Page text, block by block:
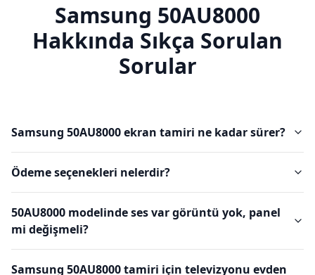
Samsung 50AU8000
Hakkında Sıkça Sorulan
Sorular
Samsung 50AU8000 ekran tamiri ne kadar sürer?
Ödeme seçenekleri nelerdir?
50AU8000 modelinde ses var görüntü yok, panel
mi değişmeli?
Samsung 50AU8000 tamiri için televizyonu evden